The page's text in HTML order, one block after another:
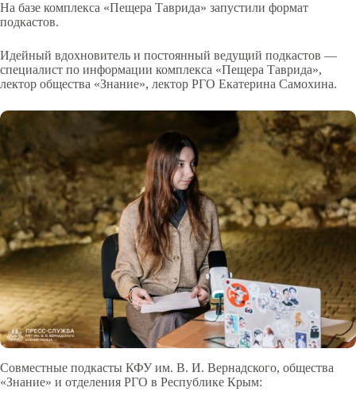
На базе комплекса «Пещера Таврида» запустили формат
подкастов.
Идейный вдохновитель и постоянный ведущий подкастов —
специалист по информации комплекса «Пещера Таврида»,
лектор общества «Знание», лектор РГО Екатерина Самохина.
Совместные подкасты КФУ им. В. И. Вернадского, общества
«Знание» и отделения РГО в Республике Крым: